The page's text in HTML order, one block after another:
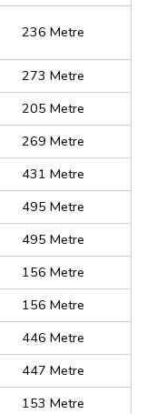
236 Metre
273 Metre
205 Metre
269 Metre
431 Metre
495 Metre
495 Metre
156 Metre
156 Metre
446 Metre
447 Metre
153 Metre